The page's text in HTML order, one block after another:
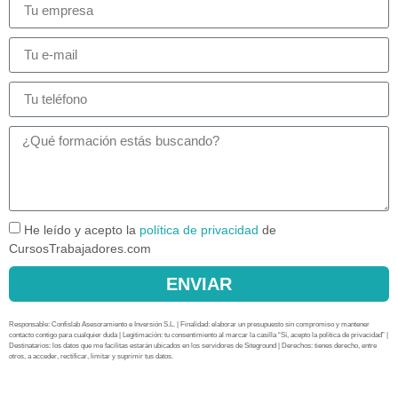
He leído y acepto la política de privacidad de
CursosTrabajadores.com
ENVIAR
Responsable: Confislab Asesoramiento e Inversión S.L. | Finalidad: elaborar un presupuesto sin compromiso y mantener
contacto contigo para cualquier duda | Legitimación: tu consentimiento al marcar la casilla “Sí, acepto la política de privacidad” |
Destinatarios: los datos que me facilitas estarán ubicados en los servidores de Siteground | Derechos: tienes derecho, entre
otros, a acceder, rectificar, limitar y suprimir tus datos.